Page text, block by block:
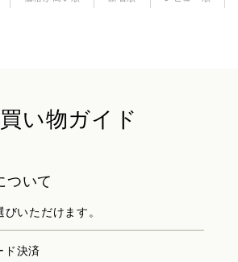
い物ガイド
ついて
いただけます。
ド決済